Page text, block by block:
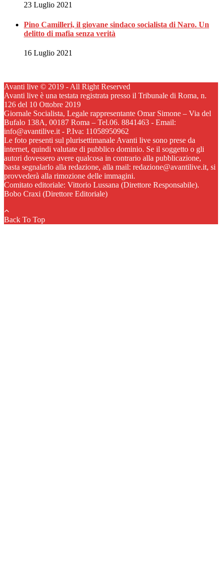
23 Luglio 2021
Pino Camilleri, il giovane sindaco socialista di Naro. Un
delitto di mafia senza verità
16 Luglio 2021
Avanti live © 2019 - All Right Reserved
Avanti live è una testata registrata presso il Tribunale di Roma, n.
126 del 10 Ottobre 2019
Giornale Socialista, Legale rappresentante Omar Simone – Via del
Bufalo 138A, 00187 Roma – Tel.06. 8841463 - Email:
info@avantilive.it - P.Iva: 11058950962
Le foto presenti sul plurisettimanale Avanti live sono prese da
internet, quindi valutate di pubblico dominio. Se il soggetto o gli
autori dovessero avere qualcosa in contrario alla pubblicazione,
basta segnalarlo alla redazione, alla mail: redazione@avantilive.it, si
provvederà alla rimozione delle immagini.
Comitato editoriale: Vittorio Lussana (Direttore Responsabile).
Bobo Craxi (Direttore Editoriale)
Back To Top